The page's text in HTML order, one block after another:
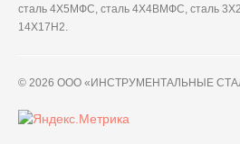
сталь 4Х5МФС, сталь 4Х4ВМФС, сталь
14Х17Н2.
© 2026 ООО «ИНСТРУМЕНТАЛЬНЫЕ